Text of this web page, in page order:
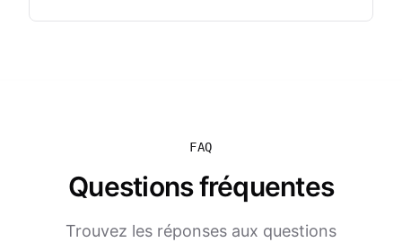
FAQ
Questions fréquentes
Trouvez les réponses aux questions